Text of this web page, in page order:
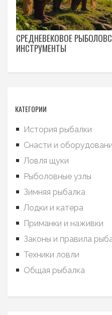
СРЕДНЕВЕКОВОЕ
ИНСТРУМЕНТЫ
КАТЕГОРИИ
История рыбалки
Снасти и
Ловля щуки
Рыболовные узлы
Зимняя рыбалка
Лодки и катера
Приманки и наживки
Законы и правила
Техники ловли
Общая рыбалка